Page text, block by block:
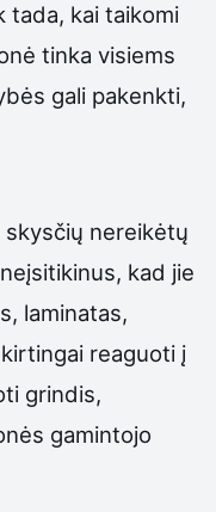
tada, kai taikomi
tinka visiems
gali pakenkti,
nereikėtų
kad jie
laminatas,
reaguoti į
grindis,
gamintojo